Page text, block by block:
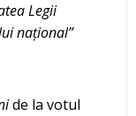
Legii
național”
de la votul